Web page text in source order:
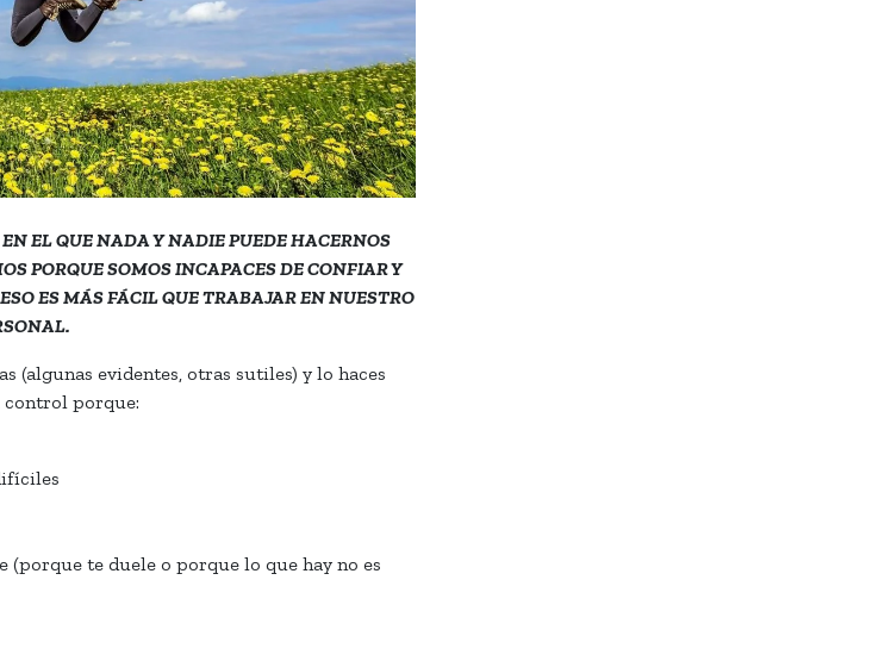
EL QUE NADA Y NADIE PUEDE HACERNOS
PORQUE SOMOS INCAPACES DE CONFIAR Y
ES MÁS FÁCIL QUE TRABAJAR EN NUESTRO
(algunas evidentes, otras sutiles) y lo haces
control porque:
(porque te duele o porque lo que hay no es